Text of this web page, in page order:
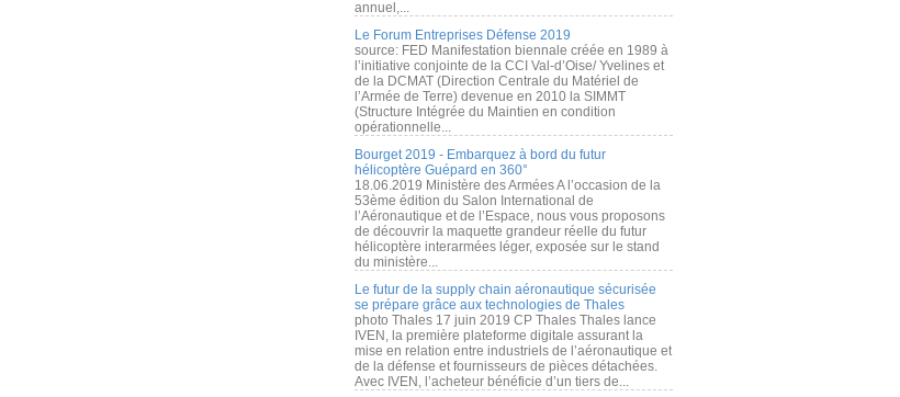
annuel,...
Le Forum Entreprises Défense 2019
source: FED Manifestation biennale créée en 1989 à
l’initiative conjointe de la CCI Val-d’Oise/ Yvelines et
de la DCMAT (Direction Centrale du Matériel de
l’Armée de Terre) devenue en 2010 la SIMMT
(Structure Intégrée du Maintien en condition
opérationnelle...
Bourget 2019 - Embarquez à bord du futur
hélicoptère Guépard en 360°
18.06.2019 Ministère des Armées A l’occasion de la
53ème édition du Salon International de
l’Aéronautique et de l’Espace, nous vous proposons
de découvrir la maquette grandeur réelle du futur
hélicoptère interarmées léger, exposée sur le stand
du ministère...
Le futur de la supply chain aéronautique sécurisée
se prépare grâce aux technologies de Thales
photo Thales 17 juin 2019 CP Thales Thales lance
IVEN, la première plateforme digitale assurant la
mise en relation entre industriels de l’aéronautique et
de la défense et fournisseurs de pièces détachées.
Avec IVEN, l’acheteur bénéficie d’un tiers de...